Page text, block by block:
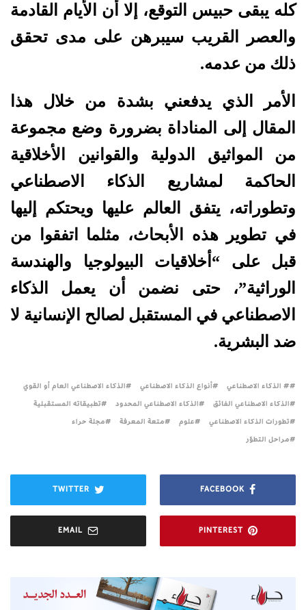
كله يبقى حبيس التوقع، إلا أن الأيام القادمة
والعصر القريب سيبرهن على مدى تحقق
ذلك من عدمه.
الأمر الذي يدفعني بشدة من خلال هذا
المقال إلى المناداة بضرورة وضع مجموعة
من المواثيق الدولية والقوانين الأخلاقية
الحاكمة لمشاريع الذكاء الاصطناعي
وتطوراته، يتفق العالم عليها ويحتكم إليها
في تطوير هذه الأبحاث، مثلما اتفقوا من
قبل على “أخلاقيات البيولوجيا والهندسة
الوراثية”، حتى نضمن أن يعمل الذكاء
الاصطناعي في المستقبل لصالح الإنسانية لا
ضد البشرية.
# الذكاء الاصطناعي أنواع الذكاء الاصطناعي
الذكاء الاصطناعي العام أو القوي
الذكاء الاصطناعي الفائق
الذكاء الاصطناعي المحدود
تطبيقاته المستقبلية
تطورات الذكاء الاصطناعي
علوم متعة المعرفة
مجلة حراء
مراحل التطوّر
FACEBOOK
TWITTER
PINTEREST
EMAIL